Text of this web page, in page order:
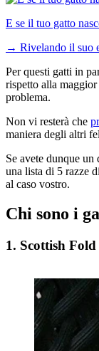
E se il tuo gatto
→ Rivelando il suo
Per questi gatti in
rispetto alla
problema.
Non vi resterà che
maniera degli altri
Se avete dunque
una lista di 5 razze
al caso vostro.
Chi sono i
1. Scottish Fold